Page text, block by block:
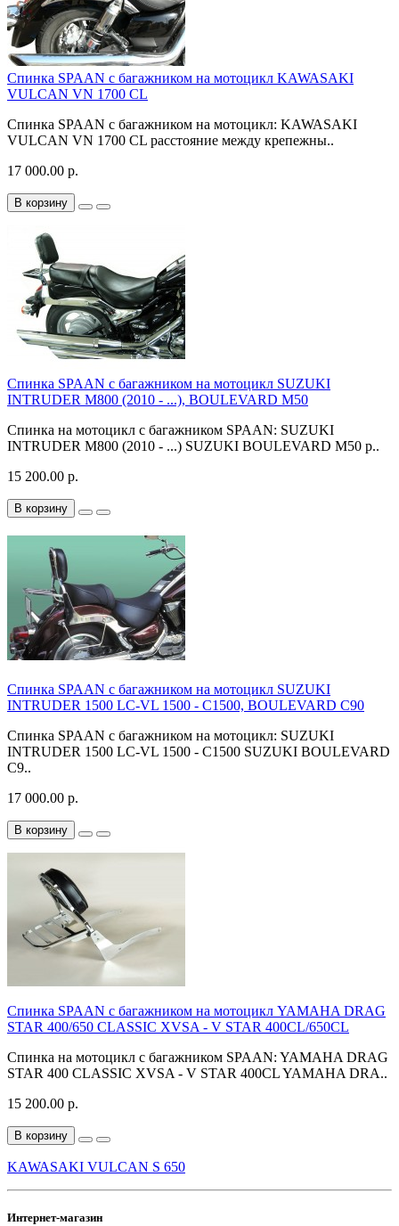
Спинка SPAAN с багажником на мотоцикл KAWASAKI
VULCAN VN 1700 CL
Спинка SPAAN с багажником на мотоцикл: KAWASAKI
VULCAN VN 1700 CL расстояние между крепежны..
17 000.00 р.
В корзину
Спинка SPAAN с багажником на мотоцикл SUZUKI
INTRUDER M800 (2010 - ...), BOULEVARD M50
Спинка на мотоцикл с багажником SPAAN: SUZUKI
INTRUDER M800 (2010 - ...) SUZUKI BOULEVARD M50 р..
15 200.00 р.
В корзину
Спинка SPAAN с багажником на мотоцикл SUZUKI
INTRUDER 1500 LC-VL 1500 - C1500, BOULEVARD C90
Спинка SPAAN с багажником на мотоцикл: SUZUKI
INTRUDER 1500 LC-VL 1500 - C1500 SUZUKI BOULEVARD
C9..
17 000.00 р.
В корзину
Спинка SPAAN с багажником на мотоцикл YAMAHA DRAG
STAR 400/650 CLASSIC XVSA - V STAR 400CL/650CL
Спинка на мотоцикл с багажником SPAAN: YAMAHA DRAG
STAR 400 CLASSIC XVSA - V STAR 400CL YAMAHA DRA..
15 200.00 р.
В корзину
KAWASAKI VULCAN S 650
Интернет-магазин